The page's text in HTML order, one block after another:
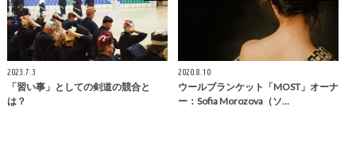
2023.7.3
「習い事」としての剣道の競合と
は？
2020.8.10
ウールブランケット「MOST」オーナ
ー：Sofia Morozova（ソ…